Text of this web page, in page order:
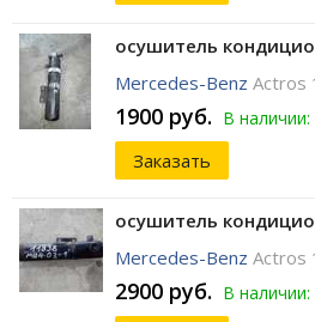
осушитель
Mercedes-Benz Actros
1900 руб. В наличии:
Заказать
осушитель
Mercedes-Benz Actros
2900 руб. В наличии: